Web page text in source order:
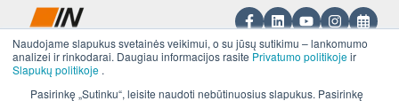
Naudojame slapukus svetainės veikimui, o su jūsų sutikimu – lankomumo
analizei ir rinkodarai. Daugiau informacijos rasite Privatumo politikojeir
Slapukų politikoje .
Pasirinkę „Sutinku“, leisite naudoti nebūtinuosius slapukus. Pasirinkę